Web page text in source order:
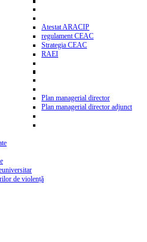
Atestat ARACIP
regulament CEAC
Strategia CEAC
RAEI
Plan managerial director
Plan managerial director adjunct
de violență